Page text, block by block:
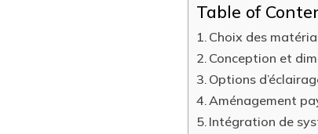
Table of
Choix des
Conception et
Options
Aménagement
Intégration de